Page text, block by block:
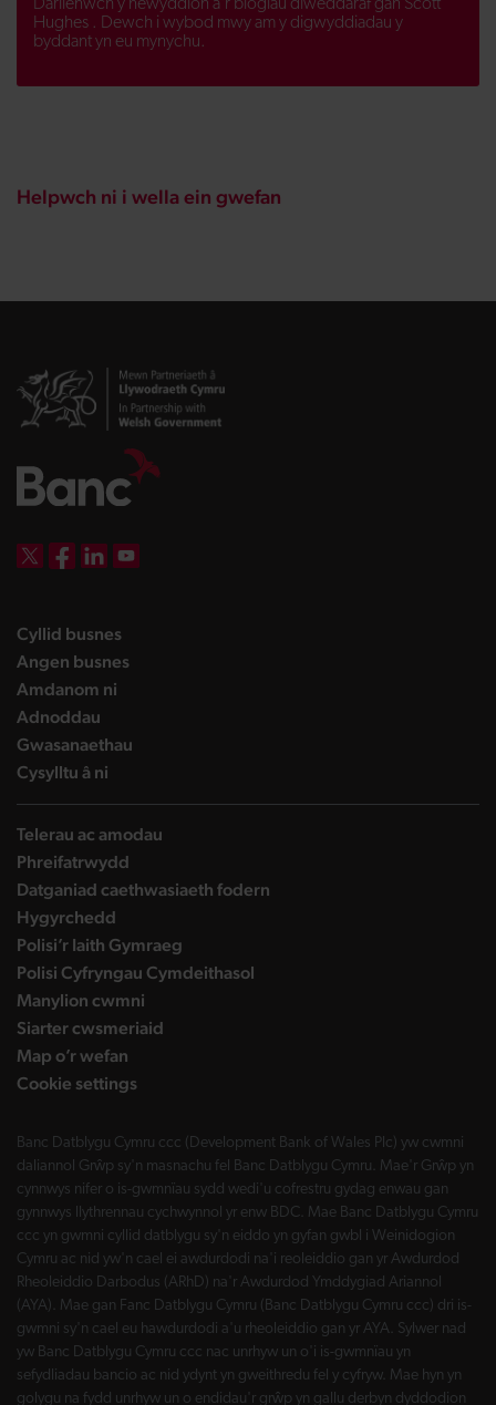
Darllenwch y newyddion a'r blogiau diweddaraf gan Scott
Hughes . Dewch i wybod mwy am y digwyddiadau y
byddant yn eu mynychu.
Helpwch ni i wella ein gwefan
Cyllid busneslanding page
Angen busneslanding page
Amdanom ni
Adnoddau
Gwasanaethau
Cysylltu â ni
Telerau ac amodau
Phreifatrwydd
Datganiad caethwasiaeth fodern
Hygyrchedd
Polisi’r Iaith Gymraeg
Polisi Cyfryngau Cymdeithasol
Manylion cwmni
Siarter cwsmeriaid
Map o’r wefan
Cookie settings
Banc Datblygu Cymru ccc (Development Bank of Wales Plc) yw cwmni
daliannol Grŵp sy'n masnachu fel Banc Datblygu Cymru. Mae'r Grŵp yn
cynnwys nifer o is-gwmnïau sydd wedi'u cofrestru gydag enwau gan
gynnwys llythrennau cychwynnol yr enw BDC. Mae Banc Datblygu Cymru
ccc yn gwmni cyllid datblygu sy'n eiddo yn gyfan gwbl i Weinidogion
Cymru ac nid yw'n cael ei awdurdodi na'i reoleiddio gan yr Awdurdod
Rheoleiddio Darbodus (ARhD) na'r Awdurdod Ymddygiad Ariannol
(AYA). Mae gan Fanc Datblygu Cymru (Banc Datblygu Cymru ccc) dri is-
gwmni sy'n cael eu hawdurdodi a'u rheoleiddio gan yr AYA. Sylwer nad
yw Banc Datblygu Cymru ccc nac unrhyw un o'i is-gwmnïau yn
sefydliadau bancio ac nid ydynt yn gweithredu fel y cyfryw. Mae hyn yn
golygu na fydd unrhyw un o endidau'r grŵp yn gallu derbyn dyddodion